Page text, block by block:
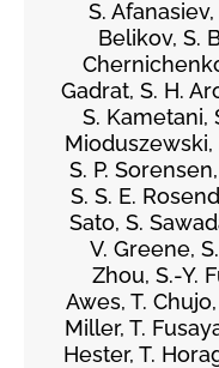
S.
Belikov, S.
Gadrat, S. H.
S. Kametani,
Mioduszewski,
S. P.
S. S. E.
Sato, S.
V. Greene,
Zhou, S.-Y.
Awes, T.
Miller, T.
Hester, T.